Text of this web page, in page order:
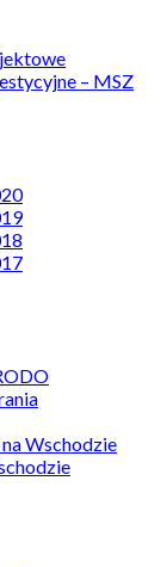
– MSZ
Wschodzie